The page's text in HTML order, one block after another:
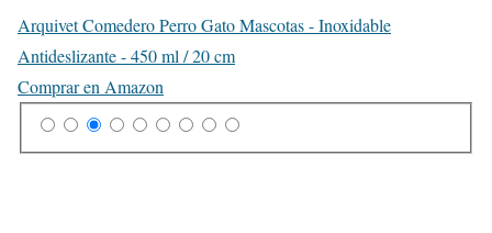
Arquivet Comedero Perro Gato Mascotas - Inoxidable
Antideslizante - 450 ml / 20 cm
Comprar en Amazon